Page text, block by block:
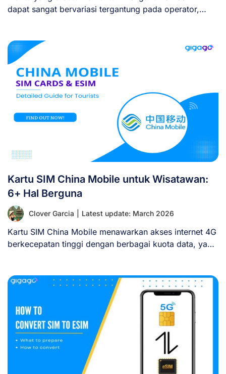
dapat sangat bervariasi tergantung pada operator,
Kartu SIM China Mobile untuk Wisatawan:
6+ Hal Berguna
Clover Garcia Latest update: March 2026
Kartu SIM China Mobile menawarkan akses internet 4G
berkecepatan tinggi dengan berbagai kuota data, yang